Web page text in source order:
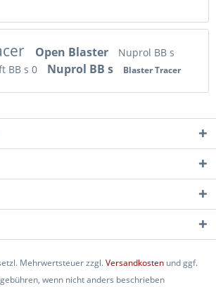
Open Blaster Nuprol BB s
BB s 0 Nuprol BB s Blaster Tracer
Mehrwertsteuer zzgl.Versandkosten und ggf.
wenn nicht anders beschrieben